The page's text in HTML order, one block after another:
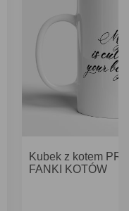
Kubek z kotem
FANKI KOTÓW